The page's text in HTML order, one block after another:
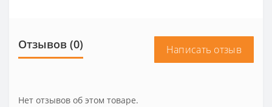
Отзывов (0) Написать отзыв
Нет отзывов об этом товаре.